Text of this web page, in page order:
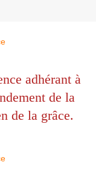
adhérant à
de la
de la grâce.